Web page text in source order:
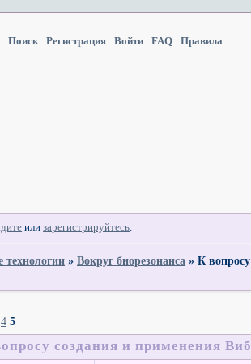
Поиск Регистрация Войти FAQ Правила
илизарегистрируйтесь.
технологии »Вокруг биорезонанса »К
создания и применения
4 5